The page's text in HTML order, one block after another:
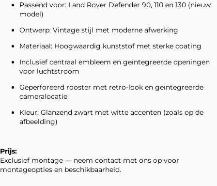
Passend voor: Land Rover Defender 90, 110 en 130 (nieuw
model)
Ontwerp: Vintage stijl met moderne afwerking
Materiaal: Hoogwaardig kunststof met sterke coating
Inclusief centraal embleem en geïntegreerde openingen
voor luchtstroom
Geperforeerd rooster met retro-look en geïntegreerde
cameralocatie
Kleur: Glanzend zwart met witte accenten (zoals op de
afbeelding)
Prijs:
Exclusief montage — neem contact met ons op voor
montageopties en beschikbaarheid.